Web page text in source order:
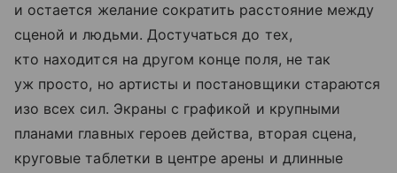
и остается желание сократить расстояние между
сценой и людьми. Достучаться до тех,
кто находится на другом конце поля, не так
уж просто, но артисты и постановщики стараются
изо всех сил. Экраны с графикой и крупными
планами главных героев действа, вторая сцена,
круговые таблетки в центре арены и длинные